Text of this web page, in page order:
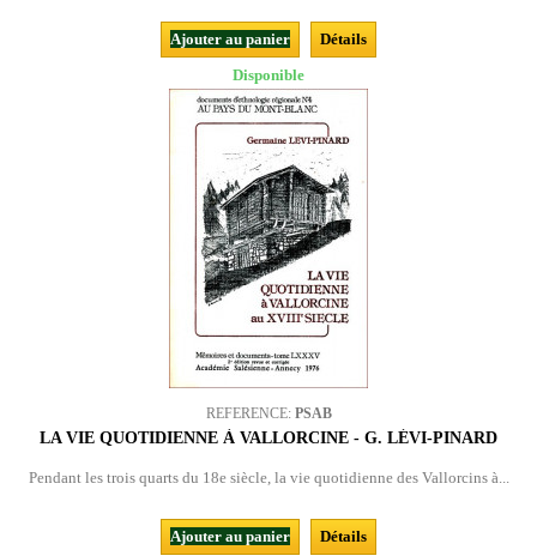
Ajouter au panier
Détails
Disponible
REFERENCE: PSAB
LA VIE QUOTIDIENNE À VALLORCINE - G. LÉVI-PINARD
Pendant les trois quarts du 18e siècle, la vie quotidienne des Vallorcins à...
Ajouter au panier
Détails